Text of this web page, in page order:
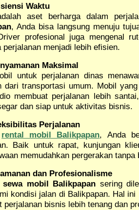
Waktu
aset berharga dalam
, Anda bisa langsung menuju
profesional juga mengenal
perjalanan menjadi lebih efisien.
Maksimal
untuk perjalanan dinas
dari transportasi umum. Mobil
membuat perjalanan lebih
dan siap untuk aktivitas bisnis.
Perjalanan
rental mobil Balikpapan, Anda
Baik untuk rapat, kunjungan
memudahkan pergerakan
dan Profesionalisme
sewa mobil Balikpapan sering
kondisi jalan di Balikpapan. Hal
perjalanan bisnis lebih tenang dan